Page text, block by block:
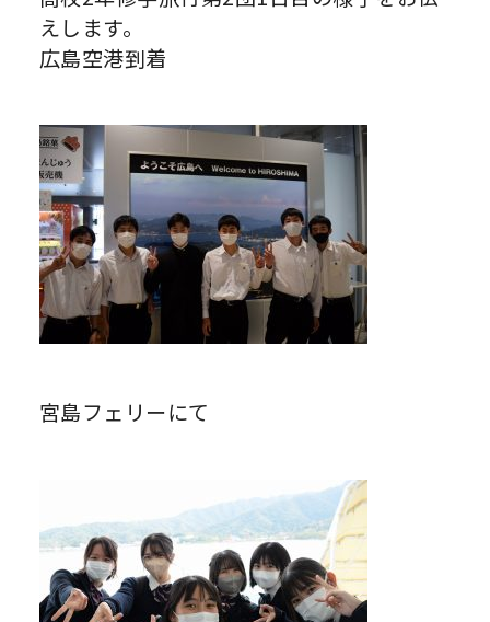
えします。
広島空港到着
宮島フェリーにて